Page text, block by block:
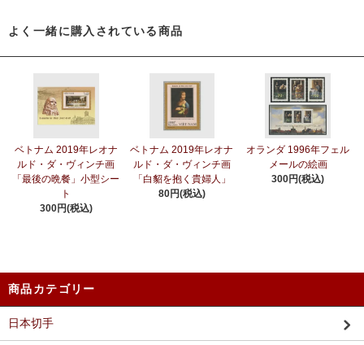
よく一緒に購入されている商品
ベトナム 2019年レオナ
ルド・ダ・ヴィンチ画
「最後の晩餐」小型シー
ト
300円(税込)
ベトナム 2019年レオナ
ルド・ダ・ヴィンチ画
「白貂を抱く貴婦人」
80円(税込)
オランダ 1996年フェル
メールの絵画
300円(税込)
商品カテゴリー
日本切手